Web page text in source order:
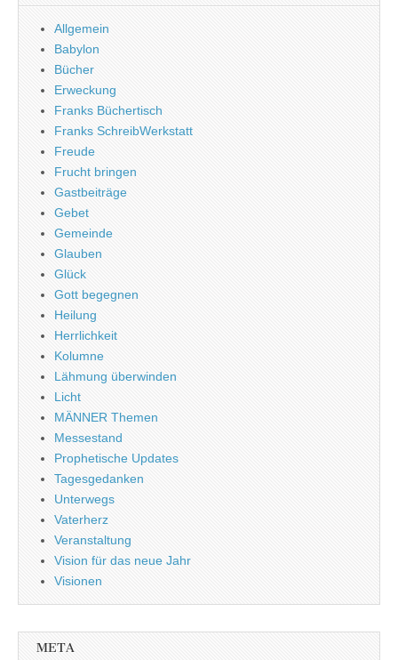
Allgemein
Babylon
Bücher
Erweckung
Franks Büchertisch
Franks SchreibWerkstatt
Freude
Frucht bringen
Gastbeiträge
Gebet
Gemeinde
Glauben
Glück
Gott begegnen
Heilung
Herrlichkeit
Kolumne
Lähmung überwinden
Licht
MÄNNER Themen
Messestand
Prophetische Updates
Tagesgedanken
Unterwegs
Vaterherz
Veranstaltung
Vision für das neue Jahr
Visionen
META